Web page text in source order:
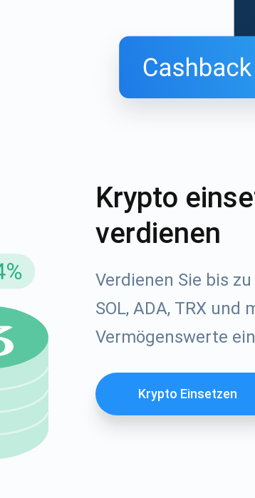
Krypto
verdienen
Verdienen Sie bis zu
SOL, ADA, TRX und
Vermögenswerte
Krypto Einsetzen
Atomic
ABONNIEREN
die neuesten Projekt-Updates und Krypto-
Abonnieren
Abonnieren